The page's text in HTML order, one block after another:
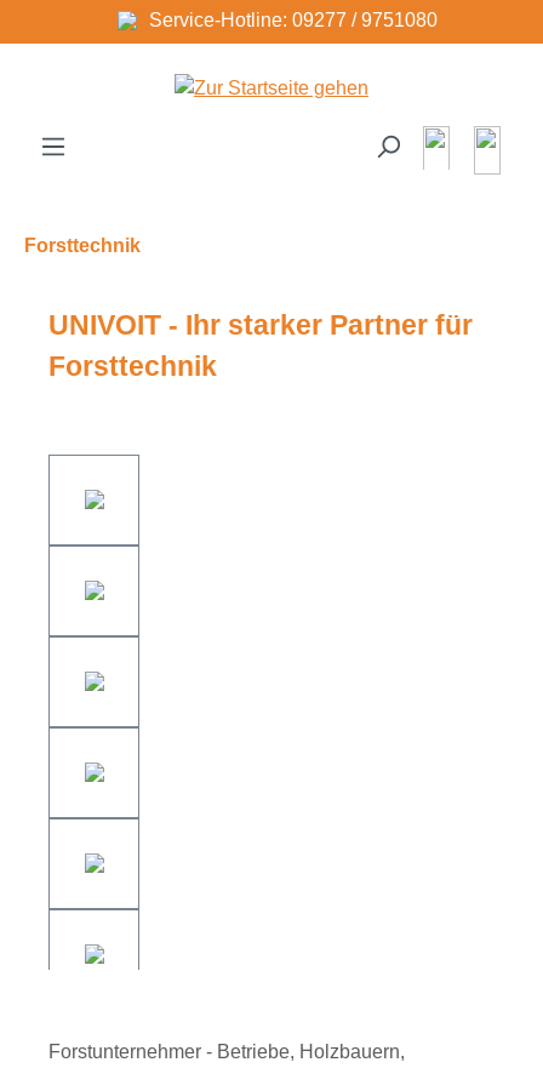
Zum Hauptinhalt springenService-Hotline: 09277 / 9751080
Forsttechnik
UNIVOIT - Ihr starker Partner für
Forsttechnik
Forstunternehmer - Betriebe, Holzbauern,